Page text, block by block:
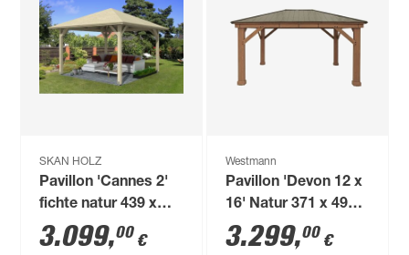
SKAN HOLZ
Pavillon 'Cannes 2'
fichte natur 439 x
439 cm
3.099,00 €
Westmann
Pavillon 'Devon 12 x
16' Natur 371 x 490 x
315 cm
3.299,00 €